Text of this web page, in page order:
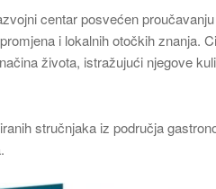
centar posvećen
i lokalnih otočkih znanja.
života, istražujući njegove
stručnjaka iz područja